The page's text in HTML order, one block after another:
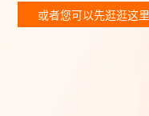
或者您可以先逛逛这